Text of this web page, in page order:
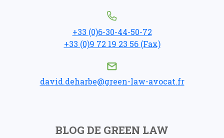
+33 (0)6-30-44-50-72
+33 (0)9 72 19 23 56 (Fax)
david.deharbe@green-law-avocat.fr
BLOG DE GREEN LAW